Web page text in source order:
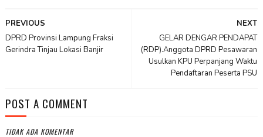
NEXT
GELAR DENGAR PENDAPAT
(RDP).Anggota DPRD Pesawaran
Usulkan KPU Perpanjang Waktu
Pendaftaran Peserta PSU
PREVIOUS
DPRD Provinsi Lampung Fraksi
Gerindra Tinjau Lokasi Banjir
POST A COMMENT
TIDAK ADA KOMENTAR